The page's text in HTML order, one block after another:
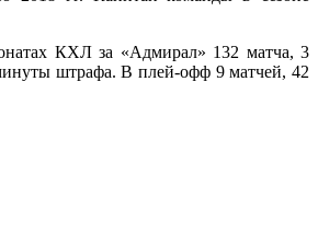
КХЛ за «Адмирал» 132 матча, 3
штрафа. В плей-офф 9 матчей, 42